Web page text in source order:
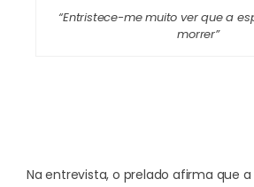
“Entristece-me muito ver que a
morrer”
Na entrevista, o prelado afirma que a